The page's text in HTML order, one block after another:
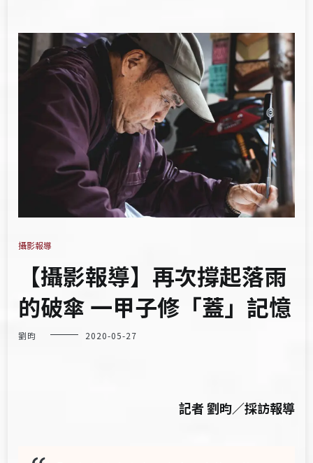
攝影報導
【攝影報導】再次撐起落雨
的破傘 一甲子修「蓋」記憶
劉昀 2020-05-27
記者 劉昀／採訪報導